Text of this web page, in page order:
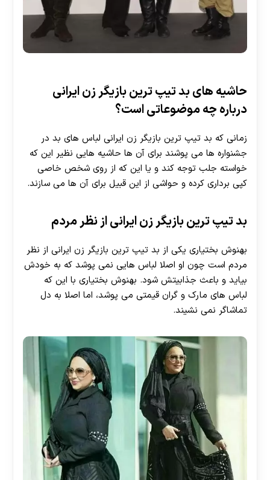
حاشیه های بد تیپ ترین بازیگر زن ایرانی
درباره چه موضوعاتی است؟
زمانی که بد تیپ ترین بازیگر زن ایرانی لباس های بد در
جشنواره ها می پوشند برای آن ها حاشیه هایی نظیر این که
خواسته جلب توجه کند و یا این که از روی شخص خاصی
کپی برداری کرده و حواشی از این قبیل برای آن ها می سازند.
بد تیپ ترین بازیگر زن ایرانی از نظر مردم
بهنوش بختیاری یکی از بد تیپ ترین بازیگر زن ایرانی از نظر
مردم است چون او اصلا لباس هایی نمی پوشد که به خودش
بیاید و باعث جذابیتش شود. بهنوش بختیاری با این که
لباس های مارک و گران قیمتی می پوشد، اما اصلا به دل
تماشاگر نمی نشیند.